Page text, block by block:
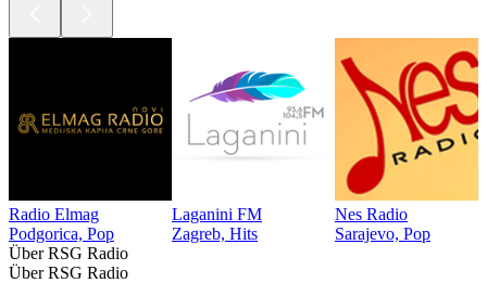
Radio Elmag
Podgorica, Pop
Laganini FM
Zagreb, Hits
Nes Radio
Sarajevo, Pop
Über RSG Radio
Über RSG Radio